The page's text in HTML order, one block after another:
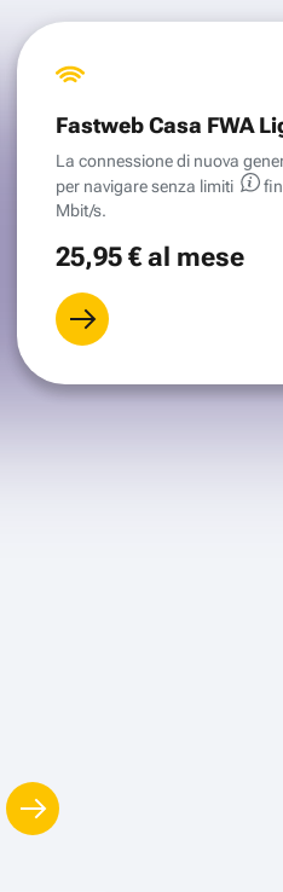
Fastweb Casa FWA
La connessione di nuova
per navigare senza limiti
Mbit/s.
25,95 €al mese